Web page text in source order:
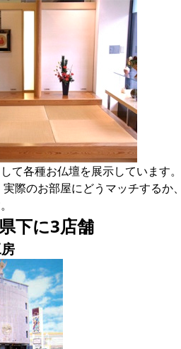
て各種お仏壇を展示しています
際のお部屋にどうマッチするか
下に3店舗